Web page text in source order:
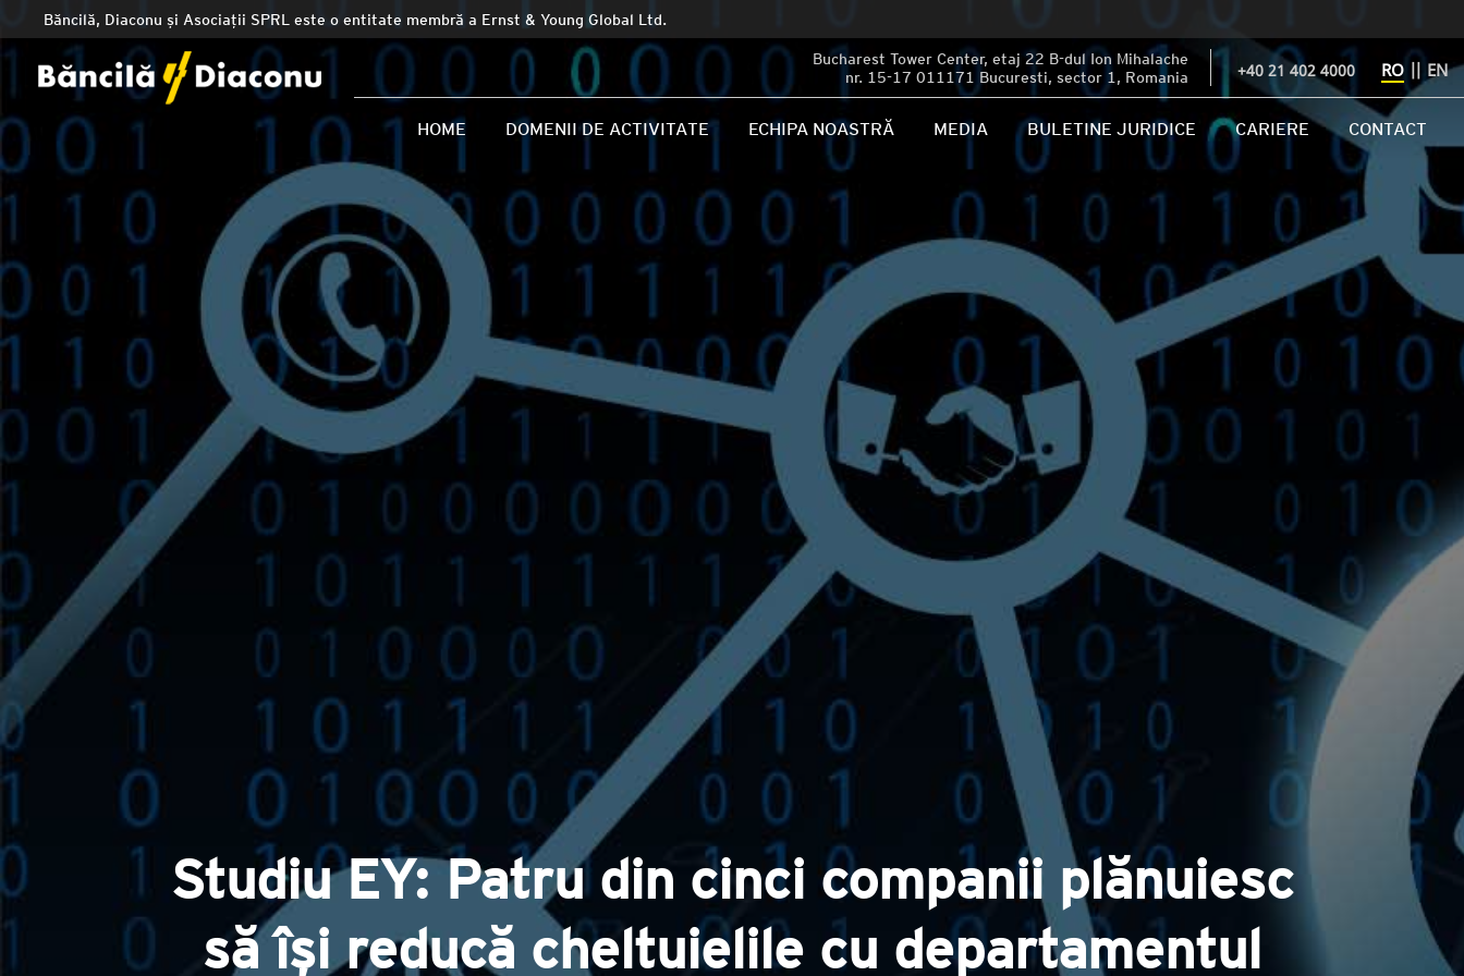
Băncilă, Diaconu și Asociații SPRL este o entitate membră a Ernst & Young Global Ltd.
Bucharest Tower Center, etaj 22 B-dul Ion Mihalache
nr. 15-17 011171 Bucuresti, sector 1, Romania
+40 21 402 4000 RO || EN
HOME DOMENII DE ACTIVITATE ECHIPA NOASTRĂ MEDIA BULETINE JURIDICE CARIERE CONTACT
Studiu EY: Patru din cinci companii plănuiesc
să își reducă cheltuielile cu departamentul